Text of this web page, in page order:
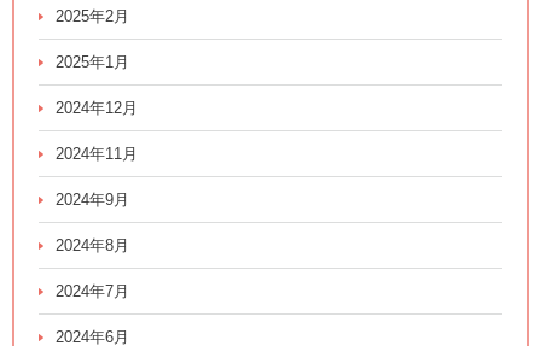
2025年2月
2025年1月
2024年12月
2024年11月
2024年9月
2024年8月
2024年7月
2024年6月